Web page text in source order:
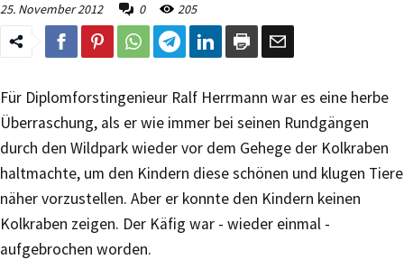
25. November 2012
0 205
Für Diplomforstingenieur Ralf Herrmann war es eine herbe
Überraschung, als er wie immer bei seinen Rundgängen
durch den Wildpark wieder vor dem Gehege der Kolkraben
haltmachte, um den Kindern diese schönen und klugen Tiere
näher vorzustellen. Aber er konnte den Kindern keinen
Kolkraben zeigen. Der Käfig war - wieder einmal -
aufgebrochen worden.